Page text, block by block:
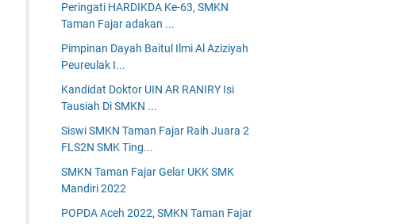
Peringati HARDIKDA Ke-63, SMKN
Taman Fajar adakan ...
Pimpinan Dayah Baitul Ilmi Al Aziziyah
Peureulak I...
Kandidat Doktor UIN AR RANIRY Isi
Tausiah Di SMKN ...
Siswi SMKN Taman Fajar Raih Juara 2
FLS2N SMK Ting...
SMKN Taman Fajar Gelar UKK SMK
Mandiri 2022
POPDA Aceh 2022, SMKN Taman Fajar